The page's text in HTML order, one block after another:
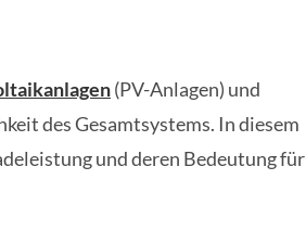
(PV-Anlagen) und
des Gesamtsystems. In diesem
und deren Bedeutung für